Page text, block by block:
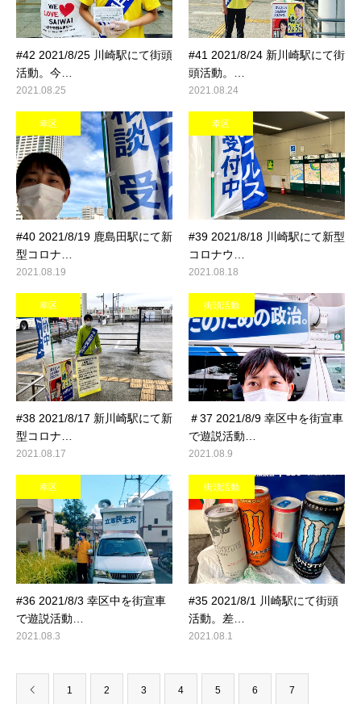
#42 2021/8/25 川崎駅にて街頭
活動。今…
2021.08.25
#41 2021/8/24 新川崎駅にて街
頭活動。…
2021.08.24
幸区
#40 2021/8/19 鹿島田駅にて新
型コロナ…
2021.08.19
幸区
#39 2021/8/18 川崎駅にて新型
コロナウ…
2021.08.18
幸区
#38 2021/8/17 新川崎駅にて新
型コロナ…
2021.08.17
街頭活動
＃37 2021/8/9 幸区中を街宣車
で遊説活動…
2021.08.9
幸区
#36 2021/8/3 幸区中を街宣車
で遊説活動…
2021.08.3
街頭活動
#35 2021/8/1 川崎駅にて街頭
活動。差…
2021.08.1
1 2 3 4 5 6 7